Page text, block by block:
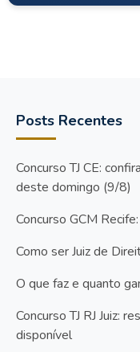
Posts Recentes
Concurso TJ CE:
deste domingo (9/8)
Concurso GCM
Como ser Juiz de
O que faz e quanto
Concurso TJ RJ Juiz:
disponível